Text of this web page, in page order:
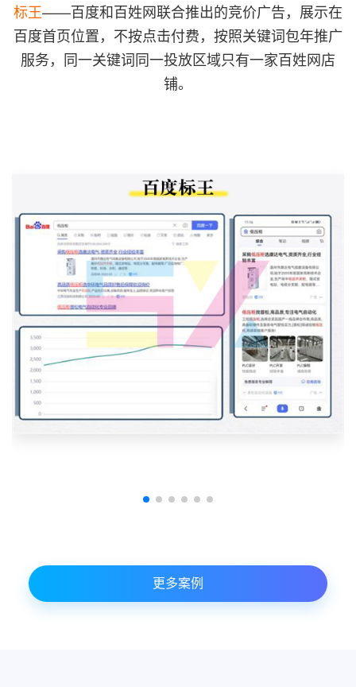
标王——百度和百姓网联合推出的竞价广告，展示在
百度首页位置，不按点击付费，按照关键词包年推广
服务，同一关键词同一投放区域只有一家百姓网店
铺。
更多案例